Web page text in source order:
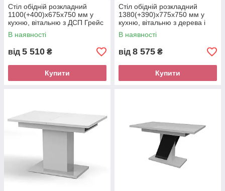
Стіл обідній розкладний
1100(+400)х675х750 мм у
кухню, вітальню з ДСП Грейс
Неман
В наявності
від 5 510 ₴
Купити
Стіл обідній розкладний
1380(+390)х775х750 мм у
кухню, вітальню з дерева і
МДФ Бон Неман
В наявності
від 8 575 ₴
Купити